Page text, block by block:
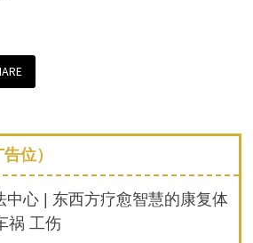
位）
中心 | 东西方疗愈智慧的康复体
祸 工伤